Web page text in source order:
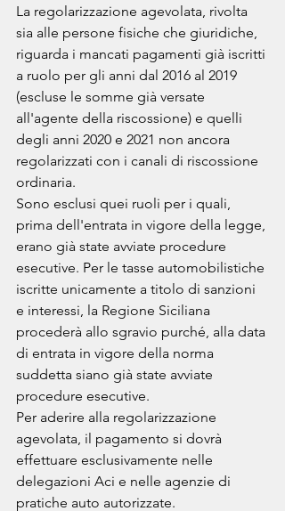
La regolarizzazione agevolata, rivolta
sia alle persone fisiche che giuridiche,
riguarda i mancati pagamenti già iscritti
a ruolo per gli anni dal 2016 al 2019
(escluse le somme già versate
all'agente della riscossione) e quelli
degli anni 2020 e 2021 non ancora
regolarizzati con i canali di riscossione
ordinaria.
Sono esclusi quei ruoli per i quali,
prima dell'entrata in vigore della legge,
erano già state avviate procedure
esecutive. Per le tasse automobilistiche
iscritte unicamente a titolo di sanzioni
e interessi, la Regione Siciliana
procederà allo sgravio purché, alla data
di entrata in vigore della norma
suddetta siano già state avviate
procedure esecutive.
Per aderire alla regolarizzazione
agevolata, il pagamento si dovrà
effettuare esclusivamente nelle
delegazioni Aci e nelle agenzie di
pratiche auto autorizzate.